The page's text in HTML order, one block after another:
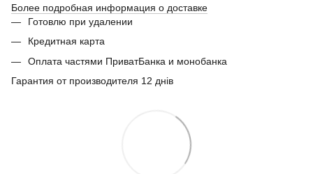
Более подробная информация о доставке
Готовлю при удалении
Кредитная карта
Оплата частями ПриватБанка и монобанка
Гарантия от производителя 12 днів